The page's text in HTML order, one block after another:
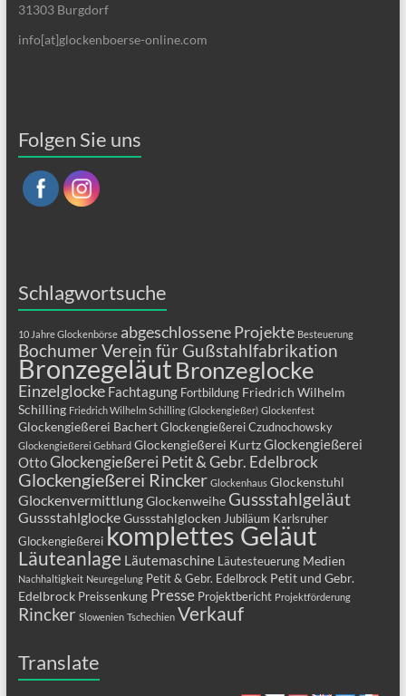
31303 Burgdorf
info[at]glockenboerse-online.com
Folgen Sie uns
Schlagwortsuche
10 Jahre Glockenbörse abgeschlossene Projekte Besteuerung
Bochumer Verein für Gußstahlfabrikation
Bronzegeläut Bronzeglocke
Einzelglocke Fachtagung Fortbildung Friedrich Wilhelm
Schilling Friedrich Wilhelm Schilling (Glockengießer) Glockenfest
Glockengießerei Bachert Glockengießerei Czudnochowsky
Glockengießerei Gebhard Glockengießerei KurtzGlockengießerei
OttoGlockengießerei Petit & Gebr. Edelbrock
Glockengießerei Rincker Glockenhaus Glockenstuhl
GlockenvermittlungGlockenweihe Gussstahlgeläut
GussstahlglockeGussstahlglocken Jubiläum Karlsruher
Glockengießerei komplettes Geläut
Läuteanlage Läutemaschine Läutesteuerung Medien
Nachhaltigkeit Neuregelung Petit & Gebr. Edelbrock Petit und Gebr.
Edelbrock Preissenkung Presse Projektbericht Projektförderung
Rincker Slowenien Tschechien Verkauf
Translate